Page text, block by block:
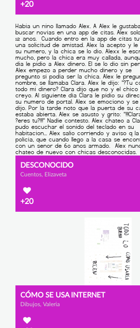
+20
DESCONOCIDO
Cuentos, Elizaveta
+20
CÓMO SE USA INTERNET
Dibujos, Valeria